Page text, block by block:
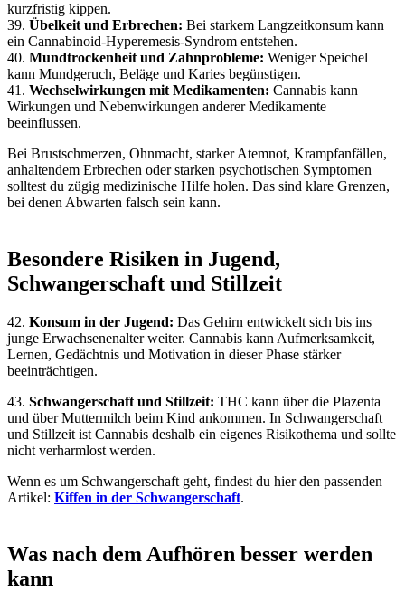
kurzfristig kippen.
39. Übelkeit und Erbrechen: Bei starkem Langzeitkonsum kann
ein Cannabinoid-Hyperemesis-Syndrom entstehen.
40. Mundtrockenheit und Zahnprobleme: Weniger Speichel
kann Mundgeruch, Beläge und Karies begünstigen.
41. Wechselwirkungen mit Medikamenten: Cannabis kann
Wirkungen und Nebenwirkungen anderer Medikamente
beeinflussen.
Bei Brustschmerzen, Ohnmacht, starker Atemnot, Krampfanfällen,
anhaltendem Erbrechen oder starken psychotischen Symptomen
solltest du zügig medizinische Hilfe holen. Das sind klare Grenzen,
bei denen Abwarten falsch sein kann.
Besondere Risiken in Jugend,
Schwangerschaft und Stillzeit
42. Konsum in der Jugend: Das Gehirn entwickelt sich bis ins
junge Erwachsenenalter weiter. Cannabis kann Aufmerksamkeit,
Lernen, Gedächtnis und Motivation in dieser Phase stärker
beeinträchtigen.
43. Schwangerschaft und Stillzeit: THC kann über die Plazenta
und über Muttermilch beim Kind ankommen. In Schwangerschaft
und Stillzeit ist Cannabis deshalb ein eigenes Risikothema und sollte
nicht verharmlost werden.
Wenn es um Schwangerschaft geht, findest du hier den passenden
Artikel: Kiffen in der Schwangerschaft.
Was nach dem Aufhören besser werden
kann